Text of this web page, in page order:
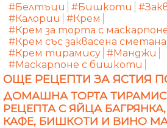
#Белтъци #Бишкоти
#Калории
#Крем
#Крем за торта с
#Крем със заквасена сметана
#Крем тирамису #Манджи
#Маскарпоне с бишкоти
ОЩЕ РЕЦЕПТИ ЗА ЯСТИЯ
ДОМАШНА ТОРТА
РЕЦЕПТА С ЯЙЦА
КАФЕ, БИШКОТИ И ВИНО